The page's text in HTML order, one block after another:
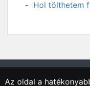
Hol tölthetem
"Pécs, Baranya
Az oldal a